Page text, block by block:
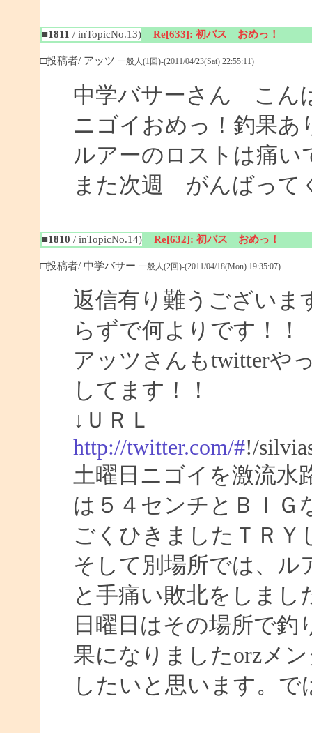
■1811 / inTopicNo.13) Re[633]: 初バス おめっ！
□投稿者/ アッツ 一般人(1回)-(2011/04/23(Sat) 22:55:11)
中学バサーさん こん
ニゴイおめっ！釣果あ
ルアーのロストは痛い
また次週 がんばって
■1810 / inTopicNo.14) Re[632]: 初バス おめっ！
□投稿者/ 中学バサー 一般人(2回)-(2011/04/18(Mon) 19:35:07)
返信有り難うございま
らずで何よりです！！
アッツさんもtwitterや
してます！！
↓ＵＲＬ
http://twitter.com/#!/
土曜日ニゴイを激流水
は５４センチとＢＩＧ
ごくひきましたＴＲ
そして別場所では、ル
と手痛い敗北をしまし
日曜日はその場所で
果になりましたorzメ
したいと思います。で